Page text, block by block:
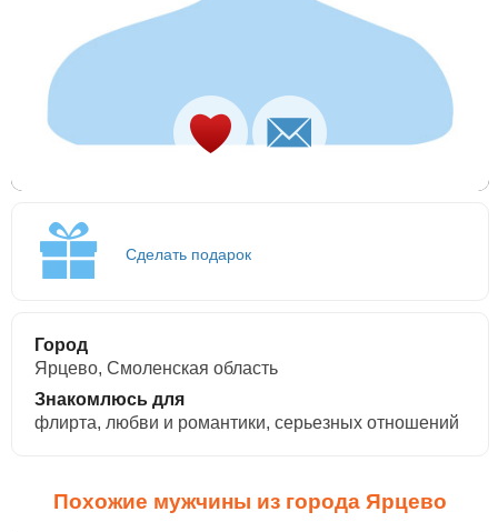
Сделать подарок
Город
Ярцево, Смоленская область
Знакомлюсь для
флирта, любви и романтики, cерьезных отношений
Похожие мужчины из города Ярцево